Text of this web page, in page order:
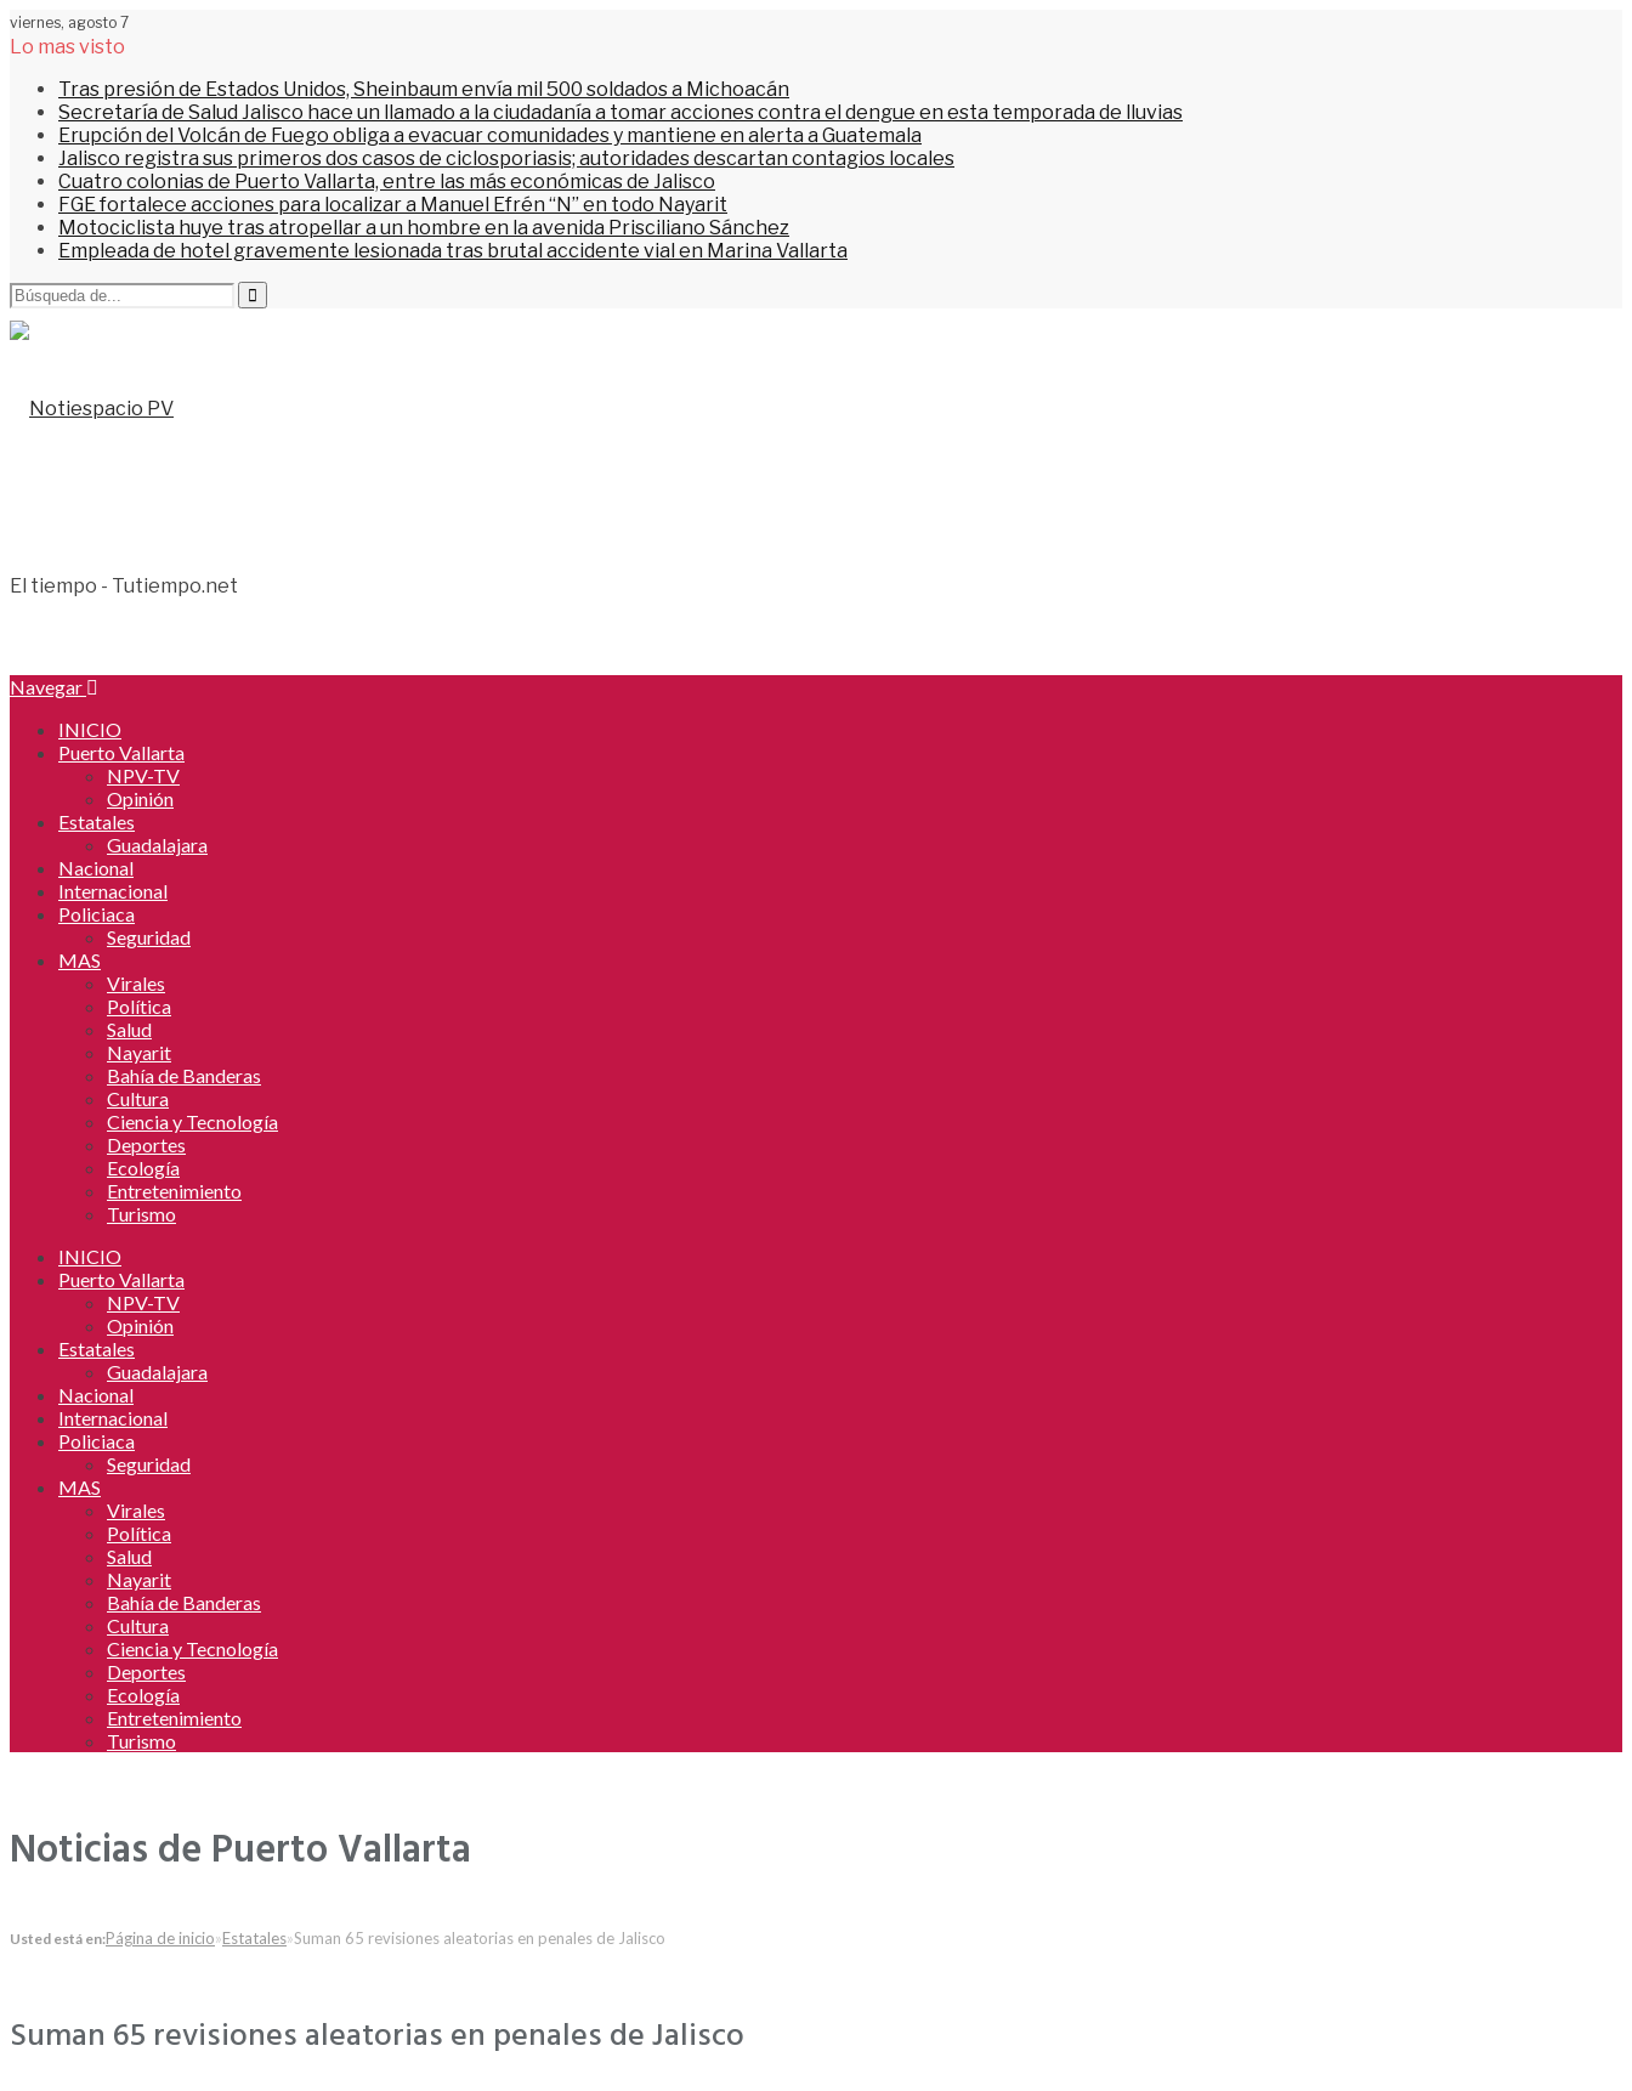
viernes, agosto 7
Lo mas visto
Tras presión de Estados Unidos, Sheinbaum envía mil 500 soldados a Michoacán
Secretaría de Salud Jalisco hace un llamado a la ciudadanía a tomar acciones contra el dengue en esta temporada de lluvias
Erupción del Volcán de Fuego obliga a evacuar comunidades y mantiene en alerta a Guatemala
Jalisco registra sus primeros dos casos de ciclosporiasis; autoridades descartan contagios locales
Cuatro colonias de Puerto Vallarta, entre las más económicas de Jalisco
FGE fortalece acciones para localizar a Manuel Efrén “N” en todo Nayarit
Motociclista huye tras atropellar a un hombre en la avenida Prisciliano Sánchez
Empleada de hotel gravemente lesionada tras brutal accidente vial en Marina Vallarta
El tiempo - Tutiempo.net
Navegar
INICIO
Puerto Vallarta
NPV-TV
Opinión
Estatales
Guadalajara
Nacional
Internacional
Policiaca
Seguridad
MAS
Virales
Política
Salud
Nayarit
Bahía de Banderas
Cultura
Ciencia y Tecnología
Deportes
Ecología
Entretenimiento
Turismo
INICIO
Puerto Vallarta
NPV-TV
Opinión
Estatales
Guadalajara
Nacional
Internacional
Policiaca
Seguridad
MAS
Virales
Política
Salud
Nayarit
Bahía de Banderas
Cultura
Ciencia y Tecnología
Deportes
Ecología
Entretenimiento
Turismo
Noticias de Puerto Vallarta
Usted está en:Página de inicio»Estatales»Suman 65 revisiones aleatorias en penales de Jalisco
Suman 65 revisiones aleatorias en penales de Jalisco